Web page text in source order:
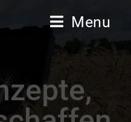
Menu